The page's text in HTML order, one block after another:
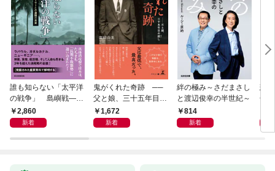
誰も知らない「太平洋
の戦争」 島嶼戦――
マッカーサーとの激闘
の真実
2,860
新着
鬼がくれた奇跡 ──
父と娘、三十五年目の
赦し1,672
新着
絆の極み～さだまさし
と渡辺俊幸の半世紀～
814
新着
悲
子